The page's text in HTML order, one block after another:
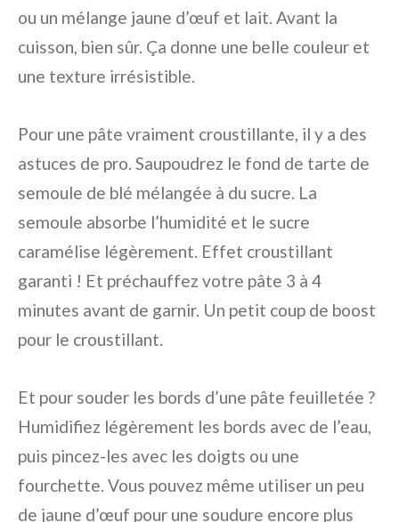
ou un mélange jaune d’œuf et lait. Avant la
cuisson, bien sûr. Ça donne une belle couleur et
une texture irrésistible.
Pour une pâte vraiment croustillante, il y a des
astuces de pro. Saupoudrez le fond de tarte de
semoule de blé mélangée à du sucre. La
semoule absorbe l’humidité et le sucre
caramélise légèrement. Effet croustillant
garanti ! Et préchauffez votre pâte 3 à 4
minutes avant de garnir. Un petit coup de boost
pour le croustillant.
Et pour souder les bords d’une pâte feuilletée ?
Humidifiez légèrement les bords avec de l’eau,
puis pincez-les avec les doigts ou une
fourchette. Vous pouvez même utiliser un peu
de jaune d’œuf pour une soudure encore plus